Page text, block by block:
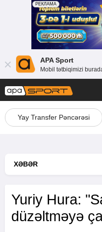
APA Sport
Mobil tətbiqimizi
Yay Transfer Pəncərəsi
XƏBƏR
Yuriy Hura:
düzəltməyə